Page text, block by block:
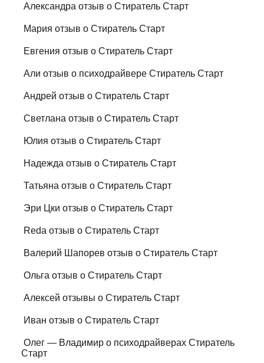
Александра отзыв о Стиратель Старт
Мария отзыв о Стиратель Старт
Евгения отзыв о Стиратель Старт
Али отзыв о психодрайвере Стиратель Старт
Андрей отзыв о Стиратель Старт
Светлана отзыв о Стиратель Старт
Юлия отзыв о Стиратель Старт
Надежда отзыв о Стиратель Старт
Татьяна отзыв о Стиратель Старт
Эри Цки отзыв о Стиратель Старт
Reda отзыв о Стиратель Старт
Валерий Шапорев отзыв о Стиратель Старт
Ольга отзыв о Стиратель Старт
Алексей отзывы о Стиратель Старт
Иван отзыв о Стиратель Старт
Олег — Владимир о психодрайверах Стиратель
Старт